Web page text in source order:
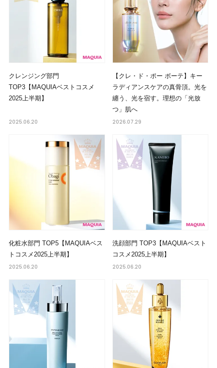
クレンジング部門
TOP3【MAQUIAベストコスメ
2025上半期】
2025.06.20
【クレ・ド・ポー ボーテ】キー
ラディアンスケアの真骨頂。光を
纏う、光を宿す。理想の「光放
つ」肌へ
2026.07.29
化粧水部門 TOP5【MAQUIAベス
トコスメ2025上半期】
2025.06.20
洗顔部門 TOP3【MAQUIAベスト
コスメ2025上半期】
2025.06.20